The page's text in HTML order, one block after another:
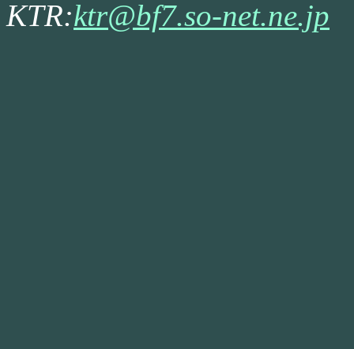
KTR:ktr@bf7.so-net.ne.jp